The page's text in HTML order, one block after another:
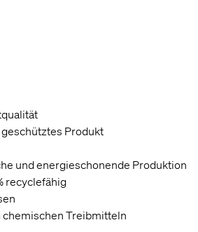
Produkt
und energieschonende Produktion
recyclefähig
chemischen Treibmitteln